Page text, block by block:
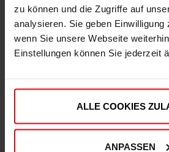
zu können und die Zugriffe auf
analysieren. Sie geben Einwilligung
wenn Sie unsere Webseite
Einstellungen können Sie jederzeit
ALLE COOKIES
ANPASSEN
€ 99,95
Mitgliederpreis: €